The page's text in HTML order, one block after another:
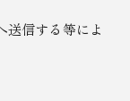
送信する等によ